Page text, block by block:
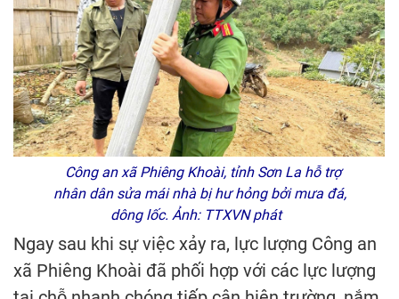
Công an xã Phiêng Khoài, tỉnh Sơn La hỗ trợ
nhân dân sửa mái nhà bị hư hỏng bởi mưa đá,
dông lốc. Ảnh: TTXVN phát
Ngay sau khi sự việc xảy ra, lực lượng Công an
xã Phiêng Khoài đã phối hợp với các lực lượng